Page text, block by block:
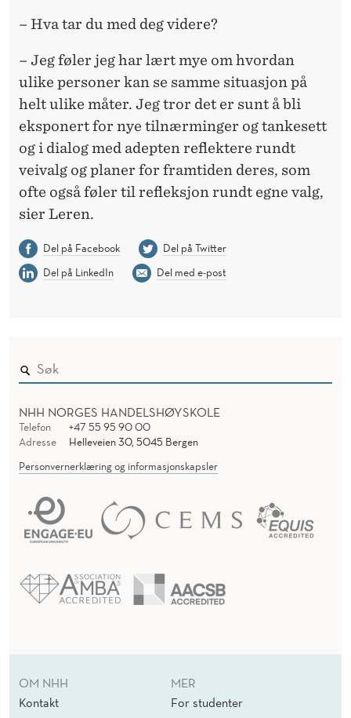
– Hva tar du med deg videre?
– Jeg føler jeg har lært mye om hvordan
ulike personer kan se samme situasjon på
helt ulike måter. Jeg tror det er sunt å bli
eksponert for nye tilnærminger og tankesett
og i dialog med adepten reflektere rundt
veivalg og planer for framtiden deres, som
ofte også føler til refleksjon rundt egne valg,
sier Leren.
Del på Facebook
Del på Twitter
Del på LinkedIn
Del med e-post
NHH NORGES HANDELSHØYSKOLE
Telefon
+47 55 95 90 00
Adresse
Helleveien 30, 5045 Bergen
Personvernerklæring og informasjonskapsler
OM NHH
Kontakt
MER
For studenter